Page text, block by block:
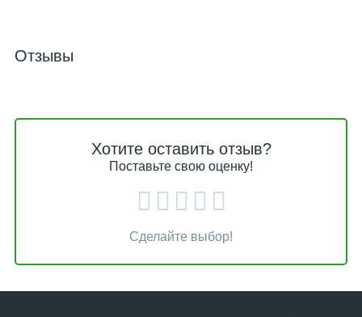
Отзывы
Хотите оставить отзыв?
Поставьте свою оценку!
Сделайте выбор!